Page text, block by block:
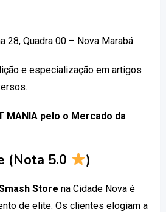
28, Quadra 00 – Nova Marabá.
e especialização em artigos
MANIA pelo o Mercado da
(Nota 5.0 )
Store na Cidade Nova é
de elite. Os clientes elogiam a